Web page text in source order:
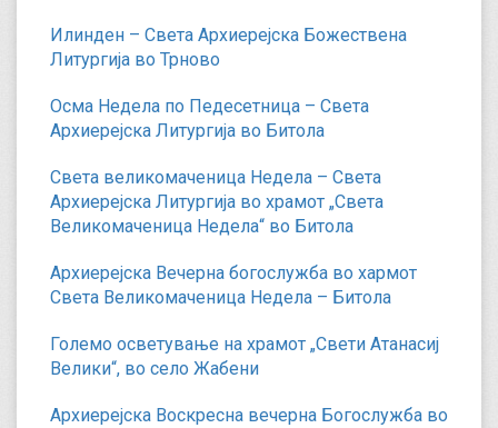
Илинден – Света Архиерејска Божествена
Литургија во Трново
Осма Недела по Педесетница – Света
Архиерејска Литургија во Битола
Света великомаченица Недела – Света
Архиерејска Литургија во храмот „Света
Великомаченица Недела“ во Битола
Архиерејска Вечерна богослужба во хармот
Света Великомаченица Недела – Битола
Големо осветување на храмот „Свети Атанасиј
Велики“, во село Жабени
Архиерејска Воскресна вечерна Богослужба во